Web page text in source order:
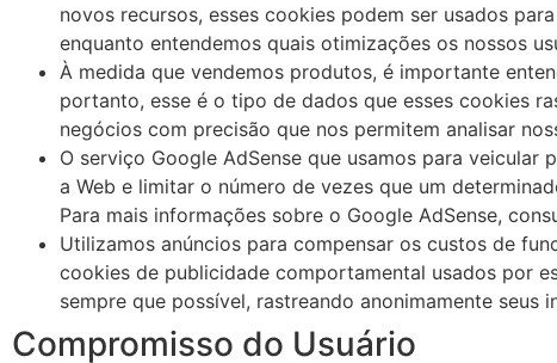
novos recursos, esses cookies podem ser usados
enquanto entendemos quais otimizações os nossos
À medida que vendemos produtos, é importante
portanto, esse é o tipo de dados que esses cookies
negócios com precisão que nos permitem analisar
O serviço Google AdSense que usamos para
a Web e limitar o número de vezes que um
Para mais informações sobre o Google AdSense,
Utilizamos anúncios para compensar os custos de
cookies de publicidade comportamental usados ​​por
sempre que possível, rastreando anonimamente seus
Compromisso do Usuário